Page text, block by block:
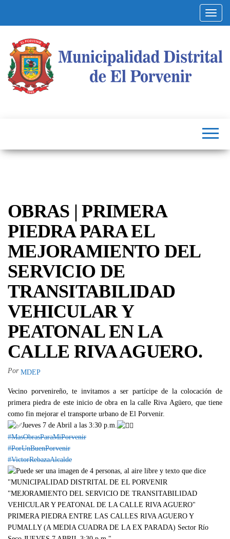
OBRAS | PRIMERA
PIEDRA PARA EL
MEJORAMIENTO DEL
SERVICIO DE
TRANSITABILIDAD
VEHICULAR Y
PEATONAL EN LA
CALLE RIVA AGUERO.
Por MDEP
Vecino porvenireño, te invitamos a ser partícipe de la colocación de
primera piedra de este inicio de obra en la calle Riva Agüero, que tiene
como fin mejorar el transporte urbano de El Porvenir.
Jueves 7 de Abril a las 3:30 p.m.
#MasObrasParaMiPorvenir
#PorUnBuenPorvenir
#VictorRebazaAlcalde